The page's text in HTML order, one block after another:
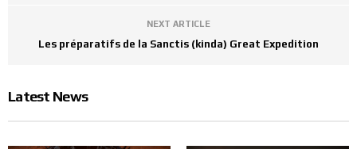
NEXT ARTICLE
Les préparatifs de la Sanctis (kinda) Great Expedition
Latest News